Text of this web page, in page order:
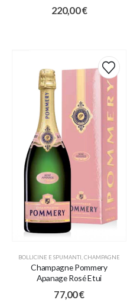
220,00€
BOLLICINE E SPUMANTI CHAMPAGNE
Champagne Pommery
Apanage Rosé Etui
77,00€